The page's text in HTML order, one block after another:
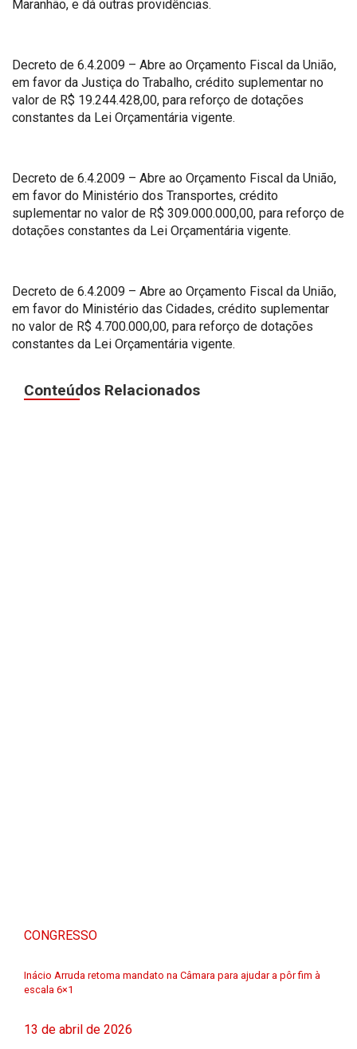
Maranhão, e dá outras providências.
Decreto de 6.4.2009 – Abre ao Orçamento Fiscal da União,
em favor da Justiça do Trabalho, crédito suplementar no
valor de R$ 19.244.428,00, para reforço de dotações
constantes da Lei Orçamentária vigente.
Decreto de 6.4.2009 – Abre ao Orçamento Fiscal da União,
em favor do Ministério dos Transportes, crédito
suplementar no valor de R$ 309.000.000,00, para reforço de
dotações constantes da Lei Orçamentária vigente.
Decreto de 6.4.2009 – Abre ao Orçamento Fiscal da União,
em favor do Ministério das Cidades, crédito suplementar
no valor de R$ 4.700.000,00, para reforço de dotações
constantes da Lei Orçamentária vigente.
Conteúdos Relacionados
CONGRESSO
Inácio Arruda retoma mandato na Câmara para ajudar a pôr fim à
escala 6×1
13 de abril de 2026